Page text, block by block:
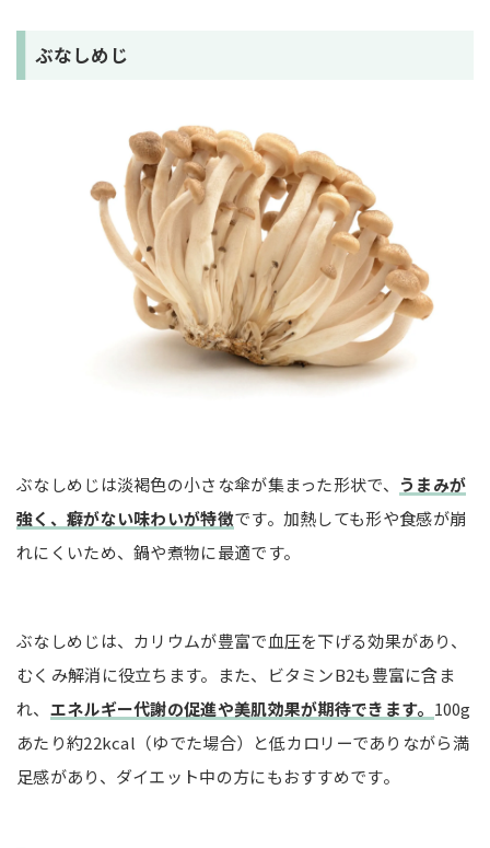
ぶなしめじ
ぶなしめじは淡褐色の小さな傘が集まった形状で、 うまみが
強く、癖がない味わいが特徴です。加熱しても形や食感が崩
れにくいため、鍋や煮物に最適です。
ぶなしめじは、カリウムが豊富で血圧を下げる効果があり、
むくみ解消に役立ちます。また、ビタミンB2も豊富に含ま
れ、 エネルギー代謝の促進や美肌効果が期待できます。 100g
あたり約22kcal（ゆでた場合）と低カロリーでありながら満
足感があり、ダイエット中の方にもおすすめです。